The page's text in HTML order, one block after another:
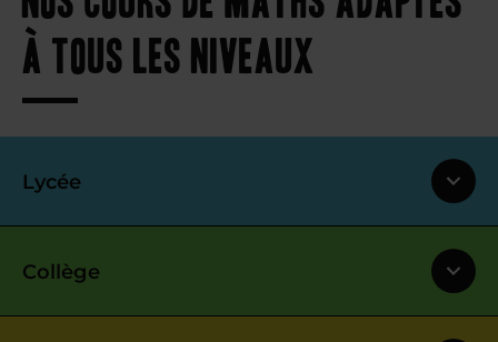
à tous les niveaux
Lycée
Collège